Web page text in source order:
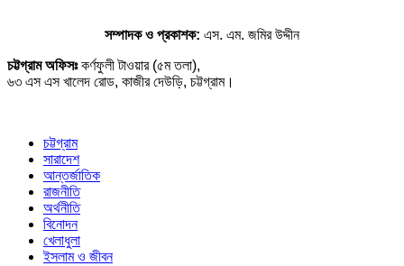
সম্পাদক ও প্রকাশক: এস. এম. জমির উদ্দীন
চট্টগ্রাম অফিসঃকর্ণফুলী টাওয়ার (৫ম তলা),
৬৩ এস এস খালেদ রোড, কাজীর দেউড়ি, চট্টগ্রাম।
চট্টগ্রাম
সারাদেশ
আন্তর্জাতিক
রাজনীতি
অর্থনীতি
বিনোদন
খেলাধুলা
ইসলাম ও জীবন